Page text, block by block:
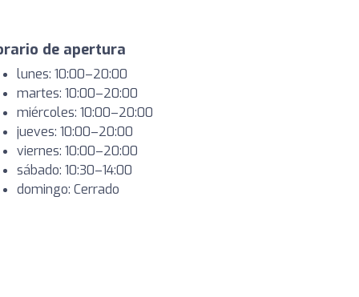
de apertura
lunes: 10:00–20:00
martes: 10:00–20:00
miércoles: 10:00–20:00
jueves: 10:00–20:00
viernes: 10:00–20:00
sábado: 10:30–14:00
domingo: Cerrado